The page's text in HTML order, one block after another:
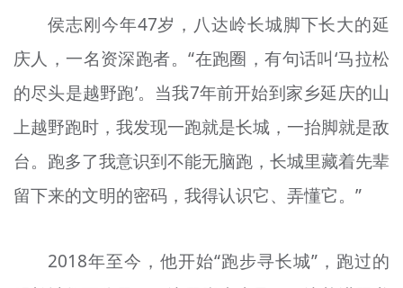
侯志刚今年47岁，八达岭长城脚下长大的延
庆人，一名资深跑者。“在跑圈，有句话叫‘马拉松
的尽头是越野跑’。当我7年前开始到家乡延庆的山
上越野跑时，我发现一跑就是长城，一抬脚就是敌
台。跑多了我意识到不能无脑跑，长城里藏着先辈
留下来的文明的密码，我得认识它、弄懂它。”
2018年至今，他开始“跑步寻长城”，跑过的